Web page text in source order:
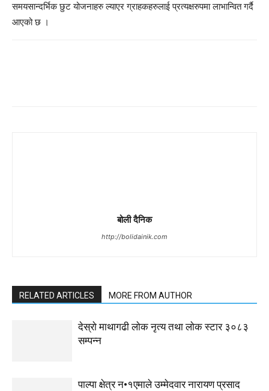
समयसान्दर्भिक छुट योजनाहरु ल्याएर ग्राहकहरुलाई प्रत्यक्षरुपमा लाभान्वित गर्दै
आएको छ ।
बोली दैनिक
http://bolidainik.com
RELATED ARTICLES MORE FROM AUTHOR
देस्राे माथागढी लाेक नृत्य तथा लाेक स्टार ३०८३
सम्पन्न
पाल्पा क्षेत्र न•१एमाले उम्मेदवार नारायण प्रसाद